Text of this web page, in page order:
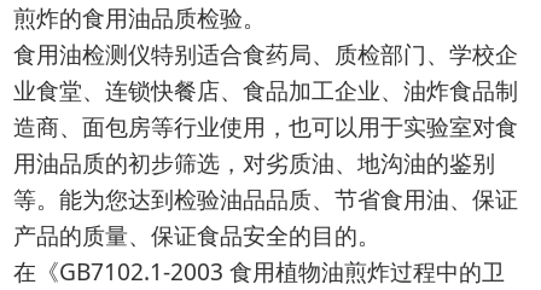
煎炸的食用油品质检验。
食用油检测仪特别适合食药局、质检部门、学校企
业食堂、连锁快餐店、食品加工企业、油炸食品制
造商、面包房等行业使用，也可以用于实验室对食
用油品质的初步筛选，对劣质油、地沟油的鉴别
等。能为您达到检验油品品质、节省食用油、保证
产品的质量、保证食品安全的目的。
在《GB7102.1-2003 食用植物油煎炸过程中的卫